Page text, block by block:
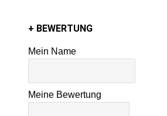
+ BEWERTUNG
Mein Name
Meine Bewertung